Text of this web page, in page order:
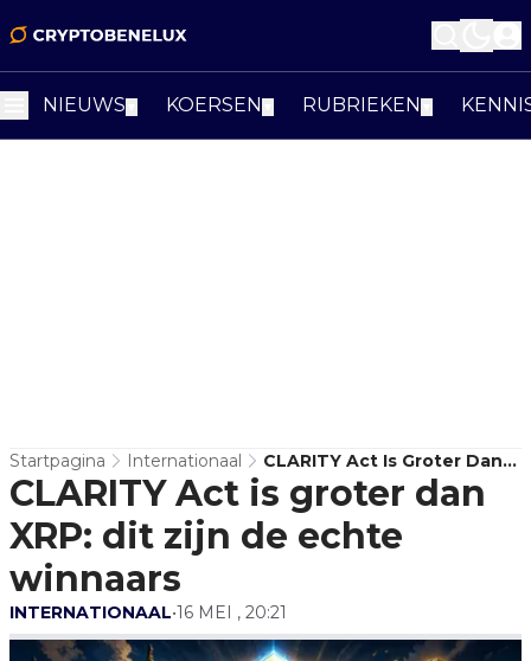
NIEUWS KOERSEN RUBRIEKEN
Startpagina Internationaal
CLARITY Act Is Groter Dan
XRP: Dit Zijn De Echte
Winnaars
CLARITY Act is groter dan
XRP: dit zijn de echte
winnaars
INTERNATIONAAL•16 MEI , 20:21